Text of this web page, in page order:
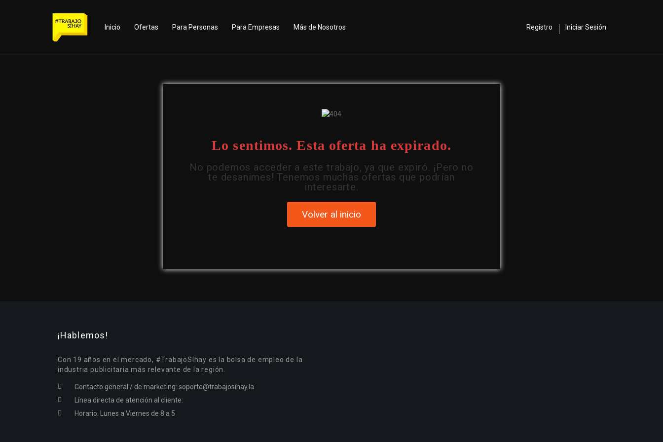
Inicio Ofertas Para Personas Para Empresas Más de Nosotros Regístro Iniciar Sesión
Lo sentimos. Esta oferta ha expirado.
No podemos acceder a este trabajo, ya que expiró. ¡Pero no
te desanimes! Tenemos muchas ofertas que podrían
interesarte.
Volver al inicio
¡Hablemos!
Con 19 años en el mercado, #TrabajoSíhay es la bolsa de empleo de la
industria publicitaria más relevante de la región.
Contacto general / de marketing: soporte@trabajosihay.la
Línea directa de atención al cliente:
Horario: Lunes a Viernes de 8 a 5